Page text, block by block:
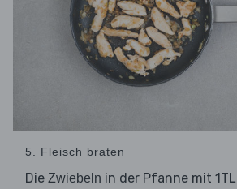
5. Fleisch braten
Die Zwiebeln in der Pfanne mit